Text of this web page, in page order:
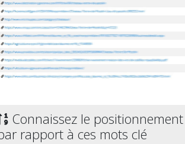
Connaissez le
rapport à ces mots clé